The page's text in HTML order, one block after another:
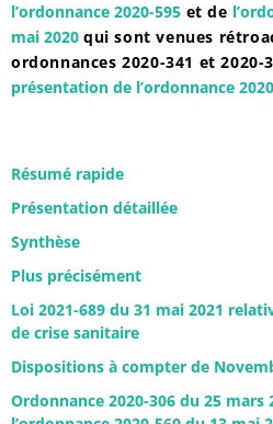
l’ordonnance 2020-595 et de
mai 2020 qui sont venues
ordonnances 2020-341 et
présentation de l’ordonnance
Résumé rapide
Présentation détaillée
Synthèse
Plus précisément
Loi 2021-689 du 31 mai 2021
de crise sanitaire
Dispositions à compter de
Ordonnance 2020-306 du 25